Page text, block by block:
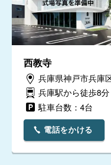
西教寺
兵庫県神戸市兵庫
兵庫駅から徒歩8分
駐車台数：4台
電話をかける